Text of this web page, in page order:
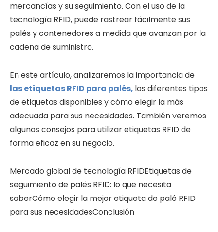
mercancías y su seguimiento. Con el uso de la
tecnología RFID, puede rastrear fácilmente sus
palés y contenedores a medida que avanzan por la
cadena de suministro.
En este artículo, analizaremos la importancia de
las etiquetas RFID para palés, los diferentes tipos
de etiquetas disponibles y cómo elegir la más
adecuada para sus necesidades. También veremos
algunos consejos para utilizar etiquetas RFID de
forma eficaz en su negocio.
Mercado global de tecnología RFIDEtiquetas de
seguimiento de palés RFID: lo que necesita
saberCómo elegir la mejor etiqueta de palé RFID
para sus necesidadesConclusión